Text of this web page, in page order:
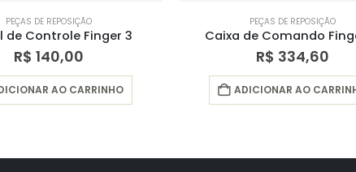
PEÇAS DE REPOSIÇÃO
Caixa de Comando Finger-3
R$334,60
ADICIONAR AO CARRINHO
R$46,20
ADICIONAR AO